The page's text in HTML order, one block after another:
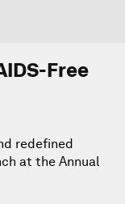
Free
redefined
at the Annual